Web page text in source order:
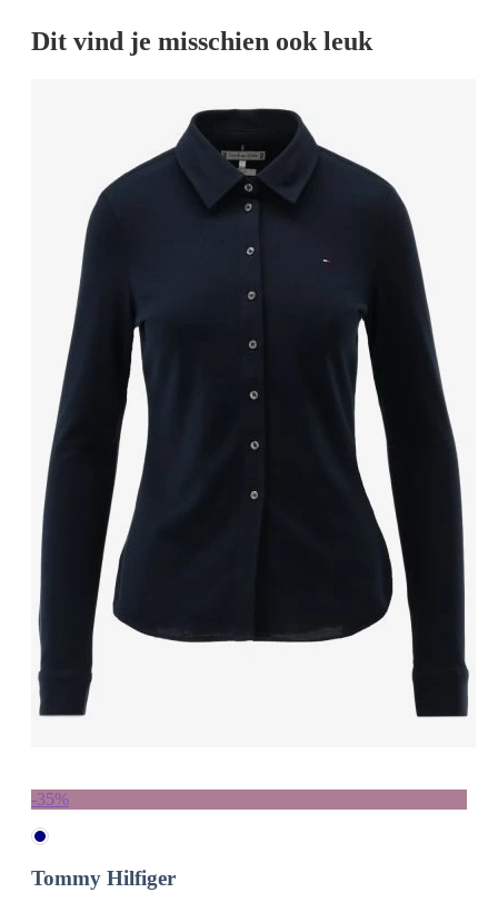
Dit vind je misschien ook leuk
-35%
Tommy Hilfiger